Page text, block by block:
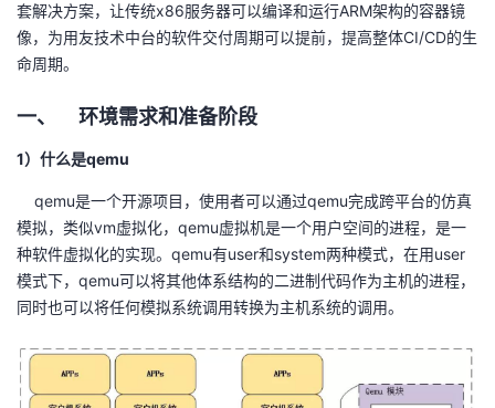
发
博
客
的
论
坛
我
的
圈
子
我
的
直
我
的
我
套解决方案，让传统x86服务器可以编译和运行ARM架构的容器镜
像，为用友技术中台的软件交付周期可以提前，提高整体CI/CD的生
命周期。
一、 环境需求和准备阶段
1）什么是qemu
qemu是一个开源项目，使用者可以通过qemu完成跨平台的仿真
模拟，类似vm虚拟化，qemu虚拟机是一个用户空间的进程，是一
种软件虚拟化的实现。qemu有user和system两种模式，在用user
模式下，qemu可以将其他体系结构的二进制代码作为主机的进程，
同时也可以将任何模拟系统调用转换为主机系统的调用。